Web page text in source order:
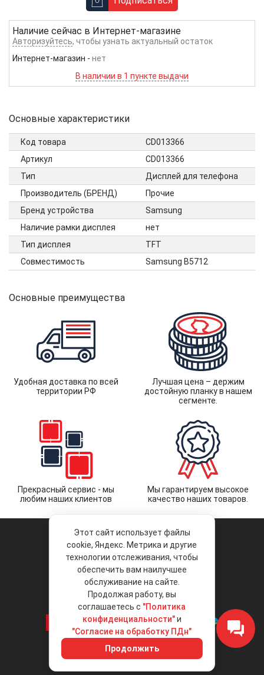
Наличие сейчас в Интернет-магазине
Авторизуйтесь, чтобы узнать актуальный остаток
Интернет-магазин - нет
В наличии в 1 пункте выдачи
Основные характеристики
Код товара
CD013366
Артикул
CD013366
Тип
Дисплей для телефона
Производитель (БРЕНД)
Прочие
Бренд устройства
Samsung
Наличие рамки дисплея
нет
Тип дисплея
TFT
Совместимость
Samsung B5712
Основные преимущества
Удобная доставка по всей
территории РФ
Лучшая цена – держим
достойную планку в нашем
сегменте.
Прекрасный сервис - мы
любим наших клиентов
Мы гарантируем высокое
качество наших товаров.
© 2026 «Liberty Project».
Аксессуары и запчасти оптом.
Положение об обработке и защите
персональных данных
Интернет-магазин
+7 (495) 792-792-8
Этот сайт использует файлы
cookie, Яндекс. Метрика и другие
технологии отслеживания, чтобы
обеспечить вам наилучшее
обслуживание на сайте.
Продолжая работу, вы
соглашаетесь с "Политика
конфиденциальности"и
"Согласие на обработку ПДн"